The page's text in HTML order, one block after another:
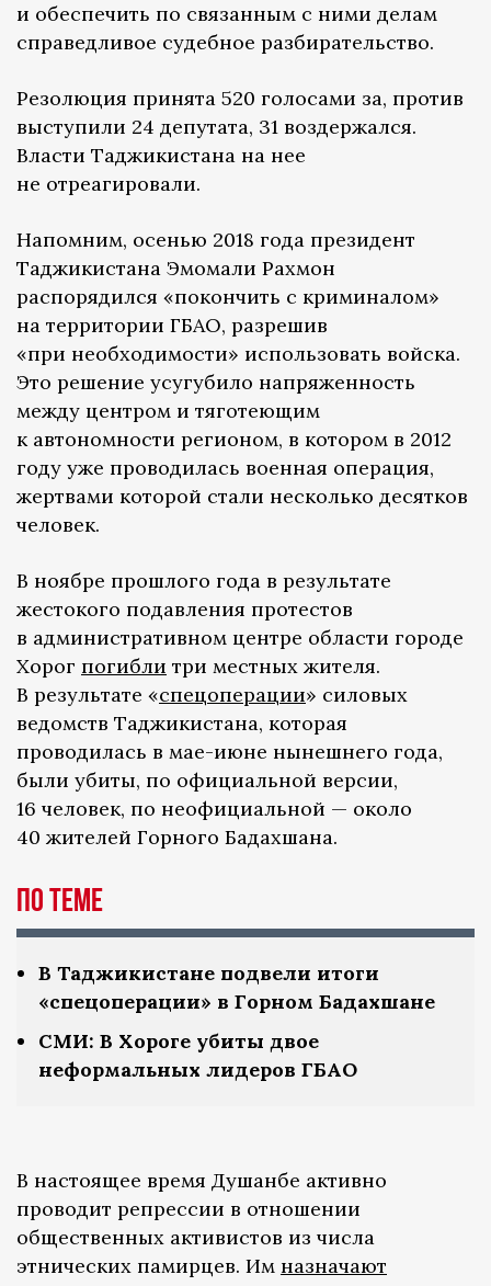
и обеспечить по связанным с ними делам
справедливое судебное разбирательство.
Резолюция принята 520 голосами за, против
выступили 24 депутата, 31 воздержался.
Власти Таджикистана на нее
не отреагировали.
Напомним, осенью 2018 года президент
Таджикистана Эмомали Рахмон
распорядился «покончить с криминалом»
на территории ГБАО, разрешив
«при необходимости» использовать войска.
Это решение усугубило напряженность
между центром и тяготеющим
к автономности регионом, в котором в 2012
году уже проводилась военная операция,
жертвами которой стали несколько десятков
человек.
В ноябре прошлого года в результате
жестокого подавления протестов
в административном центре области городе
Хорог погибли три местных жителя.
В результате «спецоперации» силовых
ведомств Таджикистана, которая
проводилась в мае-июне нынешнего года,
были убиты, по официальной версии,
16 человек, по неофициальной — около
40 жителей Горного Бадахшана.
По теме
В Таджикистане подвели итоги
«спецоперации» в Горном Бадахшане
СМИ: В Хороге убиты двое
неформальных лидеров ГБАО
В настоящее время Душанбе активно
проводит репрессии в отношении
общественных активистов из числа
этнических памирцев. Им назначают